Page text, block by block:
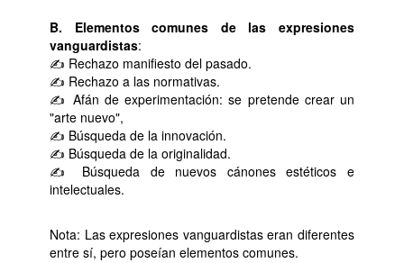
B. Elementos comunes de las expresiones
vanguardistas:
✍ Rechazo manifiesto del pasado.
✍ Rechazo a las normativas.
✍ Afán de experimentación: se pretende crear un
"arte nuevo",
✍ Búsqueda de la innovación.
✍ Búsqueda de la originalidad.
✍ Búsqueda de nuevos cánones estéticos e
intelectuales.
Nota: Las expresiones vanguardistas eran diferentes
entre sí, pero poseían elementos comunes.